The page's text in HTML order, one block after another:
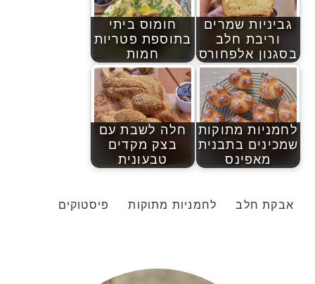
גביניות שמרים
וריבת חלב
בסגנון אלפחורס
חומוס ביתי
בתוספת פטריות
חמות
לחמניות מתוקות
שמכינים בתבנית
מאפינס
חלה לשבת עם
בצק מקדים
טבעונית
אבקת חלב לחמניות מתוקות פיסטוקים